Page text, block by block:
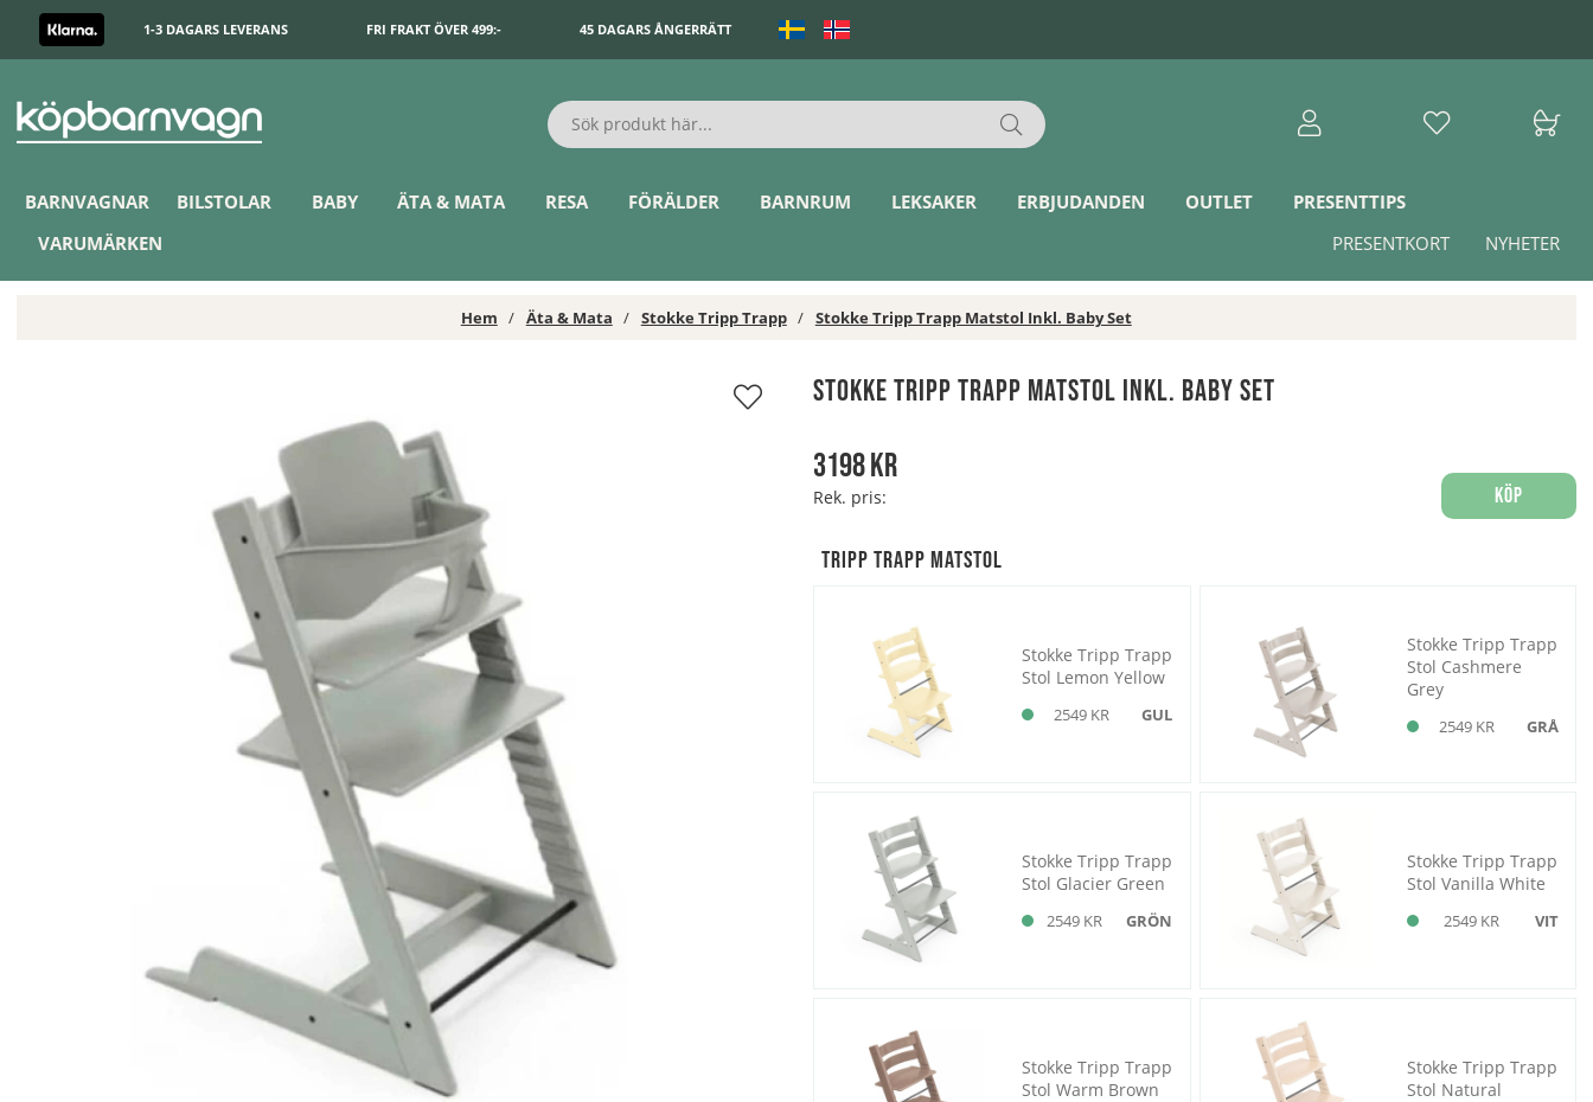
1-3 DAGARS LEVERANS FRI FRAKT ÖVER 499:- 45 DAGARS ÅNGERRÄTT
BARNVAGNAR BILSTOLAR BABY ÄTA & MATA RESA FÖRÄLDER BARNRUM LEKSAKER ERBJUDANDEN OUTLET
PRESENTTIPS
VARUMÄRKEN
NYHETER
PRESENTKORT
Hem Äta & Mata Stokke Tripp Trapp Stokke Tripp Trapp Matstol Inkl. Baby Set
Stokke Tripp Trapp Matstol Inkl. Baby Set
3198kr
Rek. pris: Köp
Tripp Trapp Matstol
Stokke Tripp Trapp
Stol Lemon Yellow
2549 KR GUL
Stokke Tripp Trapp
Stol Cashmere
Grey
2549 KR GRÅ
Stokke Tripp Trapp
Stol Glacier Green
2549 KR GRÖN
Stokke Tripp Trapp
Stol Vanilla White
2549 KR VIT
Stokke Tripp Trapp
Stol Warm Brown
Stokke Tripp Trapp
Stol Natural